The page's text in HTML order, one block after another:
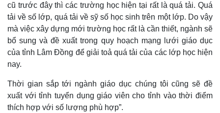
cũ trước đây thì các trường học hiện tại rất là quá tải. Quá
tải về số lớp, quá tải về sỹ số học sinh trên một lớp. Do vậy
mà việc xây dựng mới trường học rất là cần thiết, ngành sẽ
bổ sung và đề xuất trong quy hoạch mạng lưới giáo dục
của tỉnh Lâm Đồng để giải toả quá tải của các lớp học hiện
nay.
Thời gian sắp tới ngành giáo dục chúng tôi cũng sẽ đề
xuất với tỉnh tuyển dụng giáo viên cho tỉnh vào thời điểm
thích hợp với số lượng phù hợp”.